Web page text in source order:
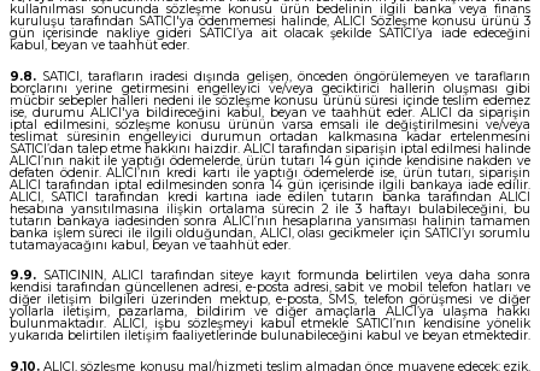
kullanılması sonucunda sözleşme konusu ürün bedelinin ilgili banka veya finans
kuruluşu tarafından SATICI'ya ödenmemesi halinde, ALICI Sözleşme konusu ürünü 3
gün içerisinde nakliye gideri SATICI’ya ait olacak şekilde SATICI’ya iade edeceğini
kabul, beyan ve taahhüt eder.
9.8. SATICI, tarafların iradesi dışında gelişen, önceden öngörülemeyen ve tarafların
borçlarını yerine getirmesini engelleyici ve/veya geciktirici hallerin oluşması gibi
mücbir sebepler halleri nedeni ile sözleşme konusu ürünü süresi içinde teslim edemez
ise, durumu ALICI'ya bildireceğini kabul, beyan ve taahhüt eder. ALICI da siparişin
iptal edilmesini, sözleşme konusu ürünün varsa emsali ile değiştirilmesini ve/veya
teslimat süresinin engelleyici durumun ortadan kalkmasına kadar ertelenmesini
SATICI’dan talep etme hakkını haizdir. ALICI tarafından siparişin iptal edilmesi halinde
ALICI’nın nakit ile yaptığı ödemelerde, ürün tutarı 14 gün içinde kendisine nakden ve
defaten ödenir. ALICI’nın kredi kartı ile yaptığı ödemelerde ise, ürün tutarı, siparişin
ALICI tarafından iptal edilmesinden sonra 14 gün içerisinde ilgili bankaya iade edilir.
ALICI, SATICI tarafından kredi kartına iade edilen tutarın banka tarafından ALICI
hesabına yansıtılmasına ilişkin ortalama sürecin 2 ile 3 haftayı bulabileceğini, bu
tutarın bankaya iadesinden sonra ALICI’nın hesaplarına yansıması halinin tamamen
banka işlem süreci ile ilgili olduğundan, ALICI, olası gecikmeler için SATICI’yı sorumlu
tutamayacağını kabul, beyan ve taahhüt eder.
9.9. SATICININ, ALICI tarafından siteye kayıt formunda belirtilen veya daha sonra
kendisi tarafından güncellenen adresi, e-posta adresi, sabit ve mobil telefon hatları ve
diğer iletişim bilgileri üzerinden mektup, e-posta, SMS, telefon görüşmesi ve diğer
yollarla iletişim, pazarlama, bildirim ve diğer amaçlarla ALICI’ya ulaşma hakkı
bulunmaktadır. ALICI, işbu sözleşmeyi kabul etmekle SATICI’nın kendisine yönelik
yukarıda belirtilen iletişim faaliyetlerinde bulunabileceğini kabul ve beyan etmektedir.
9.10. ALICI, sözleşme konusu mal/hizmeti teslim almadan önce muayene edecek; ezik,